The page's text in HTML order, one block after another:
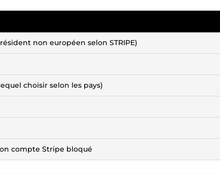
non européen selon STRIPE)
choisir selon les pays)
compte Stripe bloqué